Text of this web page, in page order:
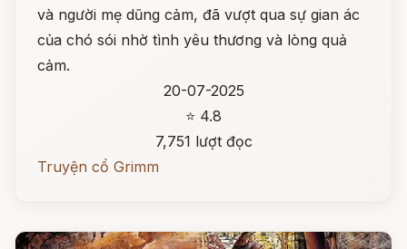
và người mẹ dũng cảm, đã vượt qua sự gian ác
của chó sói nhờ tình yêu thương và lòng quả
cảm.
20-07-2025
⭐ 4.8
7,751 lượt đọc
Truyện cổ Grimm